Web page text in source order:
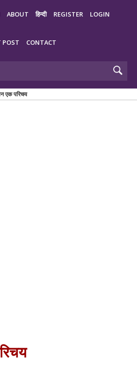
ABOUT हिन्दी REGISTER LOGIN
POST CONTACT
एक परिचय